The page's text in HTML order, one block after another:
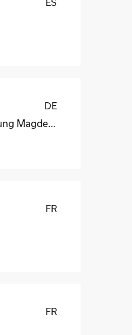
ES
DE
Elektrofertigung Magdeburg GmbH
FR
FR